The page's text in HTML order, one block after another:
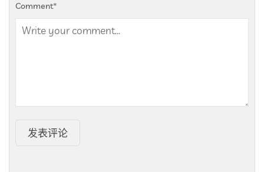
Comment*
发表评论